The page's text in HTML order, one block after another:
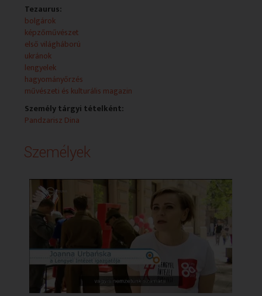
jazz zene találkozásának lehetnek részesei azok, akik
felkeresik
Vylyan Teraszt, ugyanis a görög származású
Pandzarisz Dina ad koncertet.
Tezaurus:
bolgárok
képzőművészet
első világháború
ukránok
lengyelek
hagyományőrzés
művészeti és kulturális magazin
Személy tárgyi tételként:
Pandzarisz Dina
Személyek